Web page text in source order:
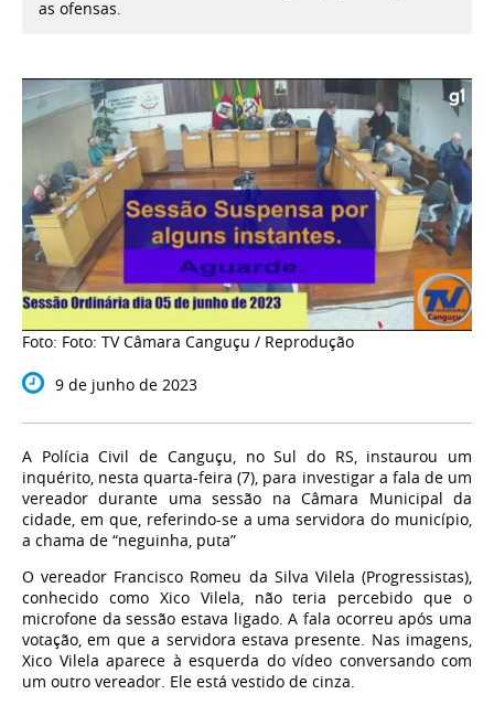
as ofensas.
Foto: Foto: TV Câmara Canguçu / Reprodução
9 de junho de 2023
A Polícia Civil de Canguçu, no Sul do RS, instaurou um
inquérito, nesta quarta-feira (7), para investigar a fala de um
vereador durante uma sessão na Câmara Municipal da
cidade, em que, referindo-se a uma servidora do município,
a chama de “neguinha, puta”
O vereador Francisco Romeu da Silva Vilela (Progressistas),
conhecido como Xico Vilela, não teria percebido que o
microfone da sessão estava ligado. A fala ocorreu após uma
votação, em que a servidora estava presente. Nas imagens,
Xico Vilela aparece à esquerda do vídeo conversando com
um outro vereador. Ele está vestido de cinza.